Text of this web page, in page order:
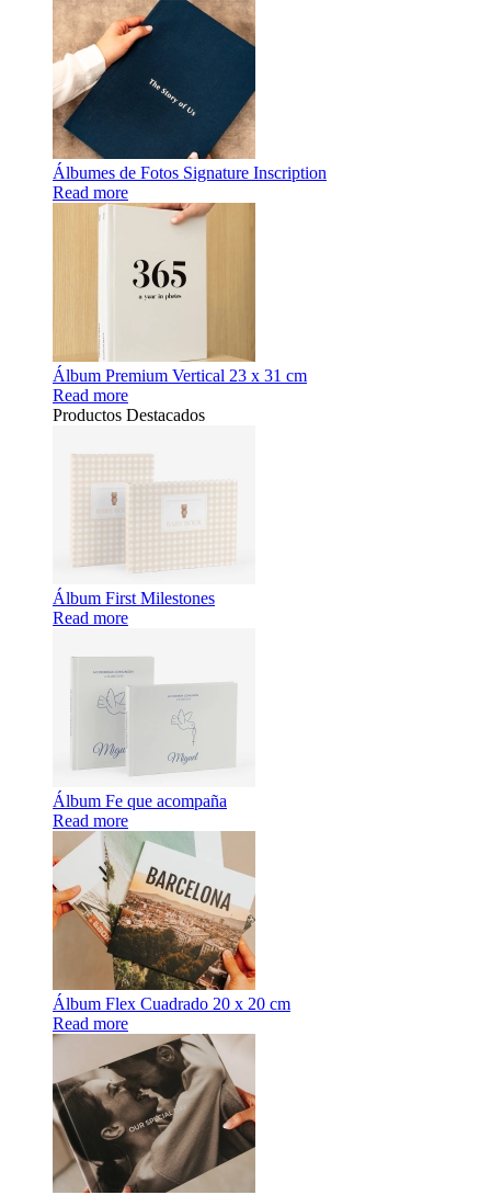
Álbumes de Fotos Signature Inscription
Read more
Álbum Premium Vertical 23 x 31 cm
Read more
Productos Destacados
Álbum First Milestones
Read more
Álbum Fe que acompaña
Read more
Álbum Flex Cuadrado 20 x 20 cm
Read more